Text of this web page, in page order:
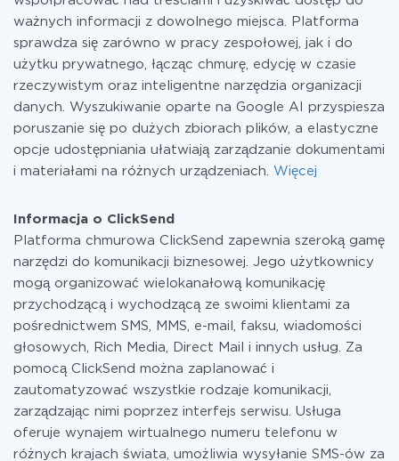
ważnych informacji z dowolnego miejsca. Platforma
sprawdza się zarówno w pracy zespołowej, jak i do
użytku prywatnego, łącząc chmurę, edycję w czasie
rzeczywistym oraz inteligentne narzędzia organizacji
danych. Wyszukiwanie oparte na Google AI przyspiesza
poruszanie się po dużych zbiorach plików, a elastyczne
opcje udostępniania ułatwiają zarządzanie dokumentami
i materiałami na różnych urządzeniach. Więcej
Informacja o ClickSend
Platforma chmurowa ClickSend zapewnia szeroką gamę
narzędzi do komunikacji biznesowej. Jego użytkownicy
mogą organizować wielokanałową komunikację
przychodzącą i wychodzącą ze swoimi klientami za
pośrednictwem SMS, MMS, e-mail, faksu, wiadomości
głosowych, Rich Media, Direct Mail i innych usług. Za
pomocą ClickSend można zaplanować i
zautomatyzować wszystkie rodzaje komunikacji,
zarządzając nimi poprzez interfejs serwisu. Usługa
oferuje wynajem wirtualnego numeru telefonu w
różnych krajach świata, umożliwia wysyłanie SMS-ów za